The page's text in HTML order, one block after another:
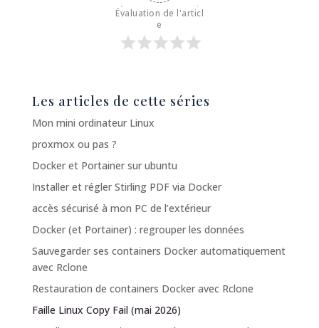
Évaluation de l'articl
e
Les articles de cette séries
Mon mini ordinateur Linux
proxmox ou pas ?
Docker et Portainer sur ubuntu
Installer et régler Stirling PDF via Docker
accès sécurisé à mon PC de l’extérieur
Docker (et Portainer) : regrouper les données
Sauvegarder ses containers Docker automatiquement
avec Rclone
Restauration de containers Docker avec Rclone
Faille Linux Copy Fail (mai 2026)